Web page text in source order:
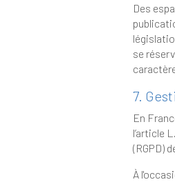
Des espaces
publication se
législation applicable en France,
se réserve également la possibilité de mettre en cause la responsabilité civile et/ou pénale de l’utilisateur, notamment en cas de message à
7.
En France,
l’article L. 226-13
À l'occasion